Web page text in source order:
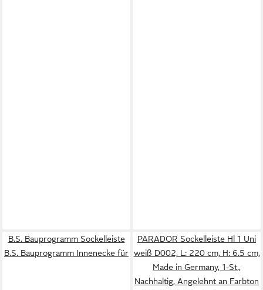
B.S. Bauprogramm Sockelleiste
B.S. Bauprogramm Innenecke für
PARADOR Sockelleiste Hl 1 Uni
weiß D002, L: 220 cm, H: 6.5 cm,
Made in Germany, 1-St.,
Nachhaltig, Angelehnt an Farbton